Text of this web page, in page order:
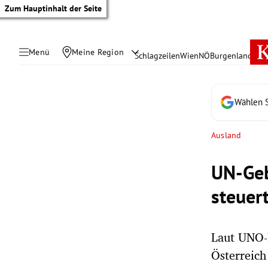
Zum Hauptinhalt der Seite
Menü Meine Region SchlagzeilenWienNÖBurgenland
Wählen
Ausland
UN-
Laut